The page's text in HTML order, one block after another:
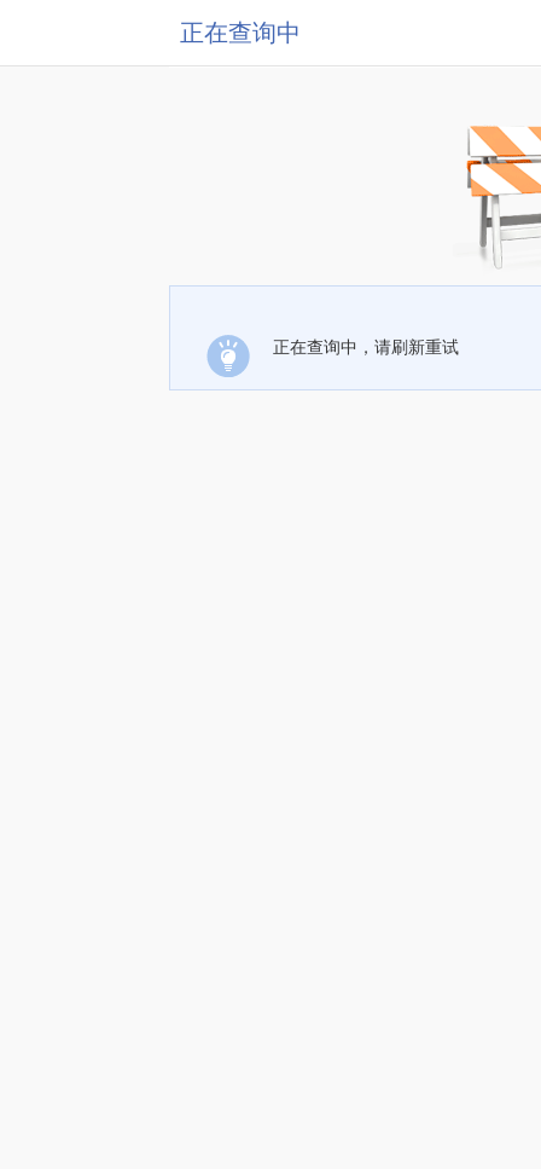
正在查询中
正在查询中，请刷新重试